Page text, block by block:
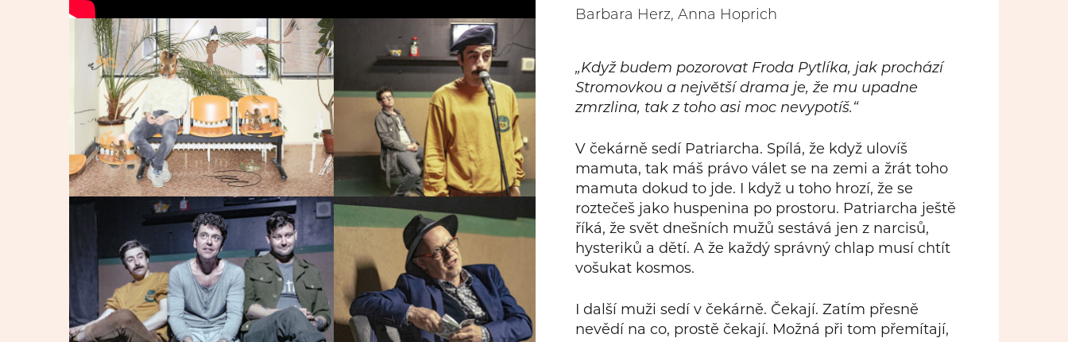
Barbara Herz, Anna Hoprich
„Když budem pozorovat Froda Pytlíka, jak prochází
Stromovkou a největší drama je, že mu upadne
zmrzlina, tak z toho asi moc nevypotíš.“
V čekárně sedí Patriarcha. Spílá, že když ulovíš
mamuta, tak máš právo válet se na zemi a žrát toho
mamuta dokud to jde. I když u toho hrozí, že se
roztečeš jako huspenina po prostoru. Patriarcha ještě
říká, že svět dnešních mužů sestává jen z narcisů,
hysteriků a dětí. A že každý správný chlap musí chtít
vošukat kosmos.
I další muži sedí v čekárně. Čekají. Zatím přesně
nevědí na co, prostě čekají. Možná při tom přemítají,